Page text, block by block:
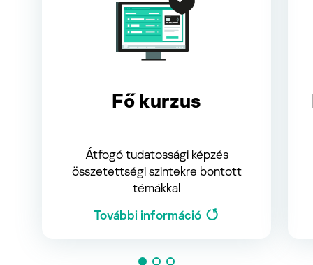
Fő kurzus
Átfogó tudatossági képzés
összetettségi szintekre bontott
témákkal
További információ